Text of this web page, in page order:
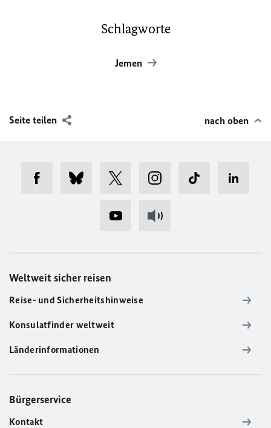
Schlagworte
Jemen
Seite teilen nach oben
Weltweit sicher reisen
Reise- und Sicherheitshinweise
Konsulatfinder weltweit
Länderinformationen
Bürgerservice
Kontakt